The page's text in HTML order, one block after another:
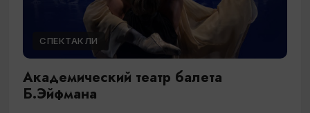
СПЕКТАКЛИ
Академический театр балета
Б.Эйфмана